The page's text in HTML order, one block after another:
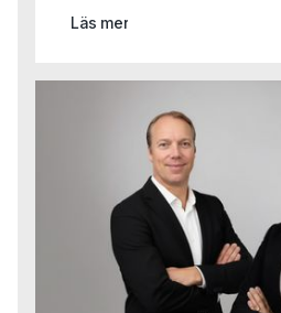
abstrakt. Men det är svårt att förklara
Läs mer